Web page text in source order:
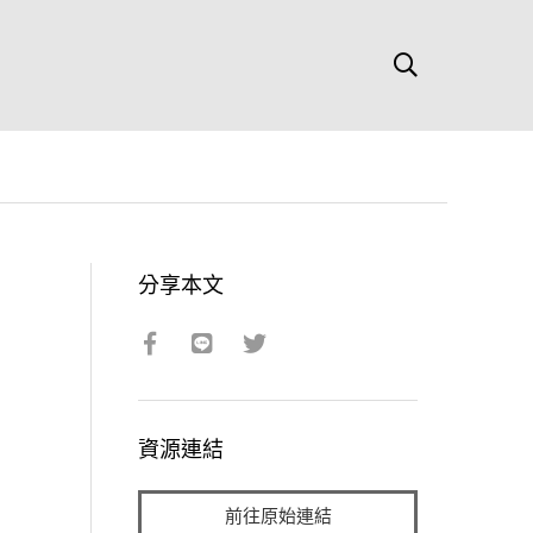
分享本文
資源連結
前往原始連結